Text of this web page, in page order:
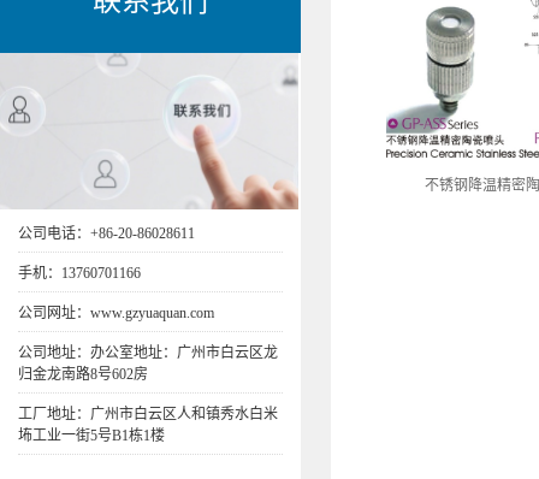
公司电话：+86-20-86028611
手机：13760701166
公司网址：www.gzyuaquan.com
公司地址：办公室地址：广州市白云区龙
归金龙南路8号602房
工厂地址：广州市白云区人和镇秀水白米
㘵工业一街5号B1栋1楼
不锈钢降温精密